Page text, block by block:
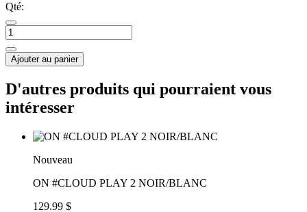
Qté:
Ajouter au panier
D'autres produits qui pourraient vous
intéresser
Nouveau
ON #CLOUD PLAY 2 NOIR/BLANC
129.99 $